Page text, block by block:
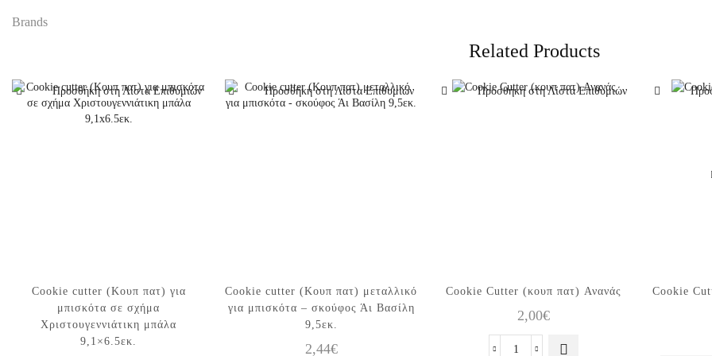
Brands
Related Products
Προσθήκη στη Λίστα Επιθυμιών
Cookie cutter (Κουπ πατ) για
μπισκότα σε σχήμα
Χριστουγεννιάτικη μπάλα
9,1×6.5εκ.
Προσθήκη στη Λίστα Επιθυμιών
Cookie cutter (Κουπ πατ) μεταλλικό
για μπισκότα – σκούφος Άι Βασίλη
9,5εκ.
2,44€
Προσθήκη στη Λίστα Επιθυμιών
Cookie Cutter (κουπ πατ) Ανανάς
2,00€
Cookie